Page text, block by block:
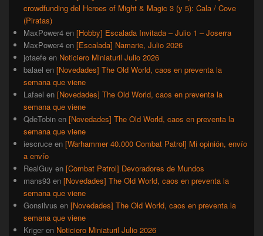
crowdfunding del Heroes of Might & Magic 3 (y 5): Cala / Cove
(Piratas)
MaxPower4 en [Hobby] Escalada Invitada – Julio 1 – Joserra
MaxPower4 en [Escalada] Namarie, Julio 2026
jotaefe en Noticiero Miniaturil Julio 2026
balael en [Novedades] The Old World, caos en preventa la
semana que viene
Lafael en [Novedades] The Old World, caos en preventa la
semana que viene
QdeTobin en [Novedades] The Old World, caos en preventa la
semana que viene
iescruce en [Warhammer 40.000 Combat Patrol] Mi opinión, envío
a envío
RealGuy en [Combat Patrol] Devoradores de Mundos
mans93 en [Novedades] The Old World, caos en preventa la
semana que viene
Gonsilvus en [Novedades] The Old World, caos en preventa la
semana que viene
Kriger en Noticiero Miniaturil Julio 2026